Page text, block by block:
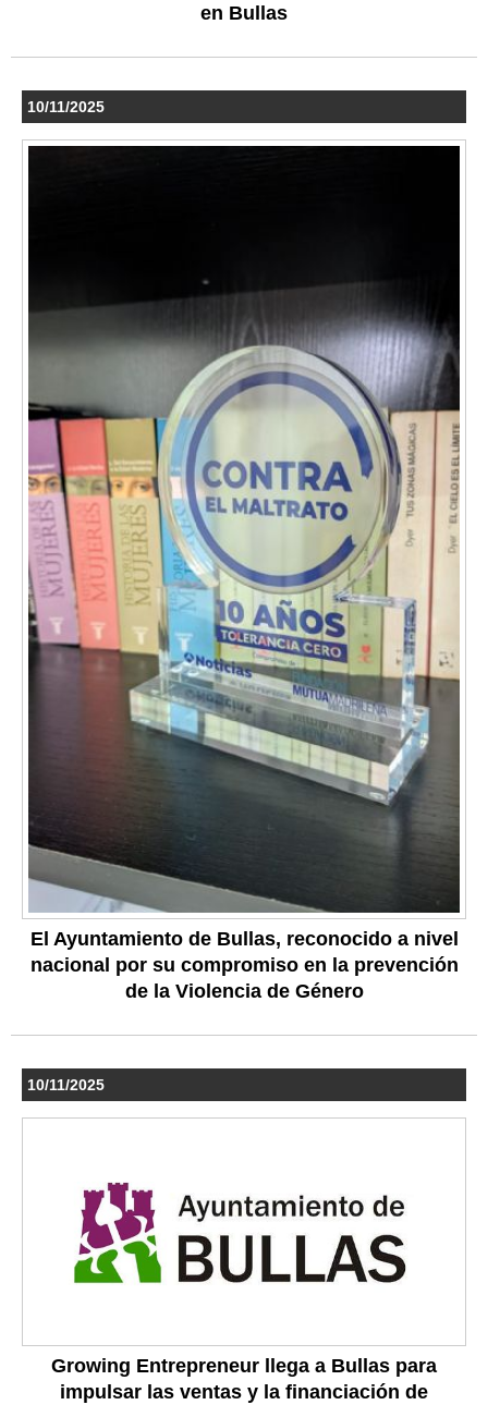
en Bullas
10/11/2025
El Ayuntamiento de Bullas, reconocido a nivel
nacional por su compromiso en la prevención
de la Violencia de Género
10/11/2025
Growing Entrepreneur llega a Bullas para
impulsar las ventas y la financiación de